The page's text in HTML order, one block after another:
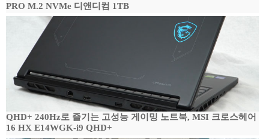
PRO M.2 NVMe 디앤디컴 1TB
QHD+ 240Hz로 즐기는 고성능 게이밍 노트북, MSI 크로스헤어
16 HX E14WGK-i9 QHD+